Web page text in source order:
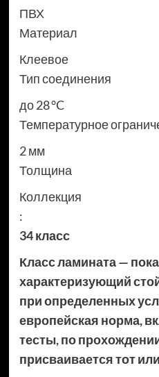
ПВХ
Материал
Клеевое
Тип соединения
до 28 °C
Температурное
2 мм
Толщина
Коллекция
:
34 класс
Класс ламината —
характеризующий
при определенных
европейская норма,
тесты, по
присваивается тот